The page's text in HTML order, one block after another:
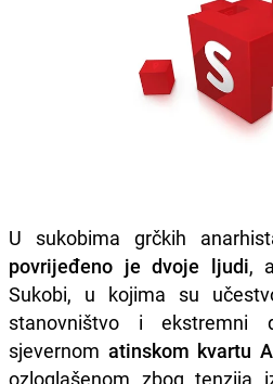
U sukobima grčkih
povrijeđeno je dvoje ljudi,
Sukobi, u kojima su
stanovništvo i ekstremni
sjevernom atinskom kvartu
ozloglašenom zbog tenzija